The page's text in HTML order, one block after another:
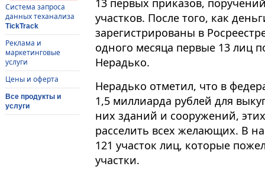
Система запроса
данных теханализа
TickTrack
Реклама и
маркетинговые
услуги
Цены и оферта
Все продукты и
услуги
13 первых приказов,
участков. После того, как
зарегистрированы в
одного месяца первые 13 лиц
Нерадько.
Нерадько отметил, что в
1,5 миллиарда рублей для
них зданий и сооружений,
расселить всех желающих. В
121 участок лиц, которые
участки.